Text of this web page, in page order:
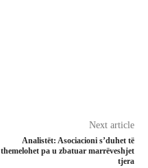
Next article
Analistët: Asociacioni s’duhet të
themelohet pa u zbatuar marrëveshjet
tjera